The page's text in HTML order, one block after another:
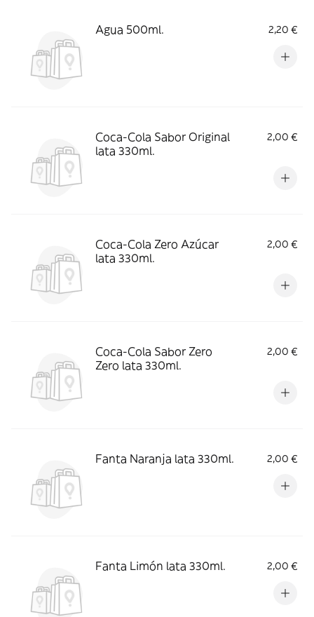
Agua 500ml. 2,20 €
Coca-Cola Sabor Original
lata 330ml.
2,00 €
Coca-Cola Zero Azúcar
lata 330ml.
2,00 €
Coca-Cola Sabor Zero
Zero lata 330ml.
2,00 €
Fanta Naranja lata 330ml. 2,00 €
Fanta Limón lata 330ml. 2,00 €